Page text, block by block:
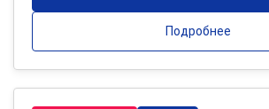
Подробнее